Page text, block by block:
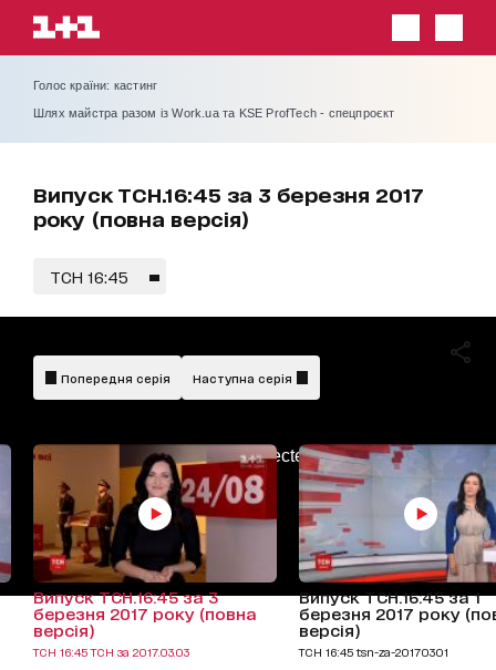
Голос країни: кастинг
Шлях майстра разом із Work.ua та KSE ProfTech - спецпроєкт
Випуск ТСН.16:45 за 3 березня 2017
року (повна версія)
ТСН 16:45
AdBlockDetected!
Попередня серія Наступна серія
Випуск ТСН.16:45 за 3
березня 2017 року (повна
версія)
ТСН 16:45 ТСН за 2017.03.03
Випуск ТСН.16:45 за 1
березня 2017 року
версія)
ТСН 16:45 tsn-za-20170301